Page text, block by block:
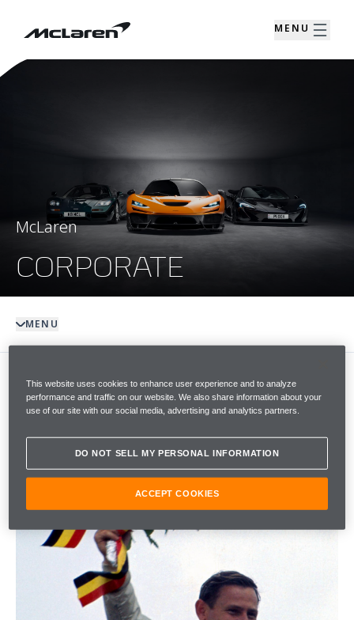
MENU
McLaren
CORPORATE
MENU
This website uses cookies to enhance user experience and to analyze
performance and traffic on our website. We also share information about your
use of our site with our social media, advertising and analytics partners.
DO NOT SELL MY PERSONAL INFORMATION
ACCEPT COOKIES